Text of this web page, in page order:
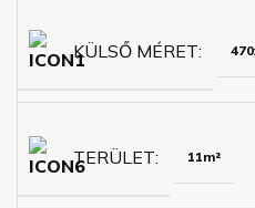
KÜLSŐ MÉRET
TERÜLET 11m²